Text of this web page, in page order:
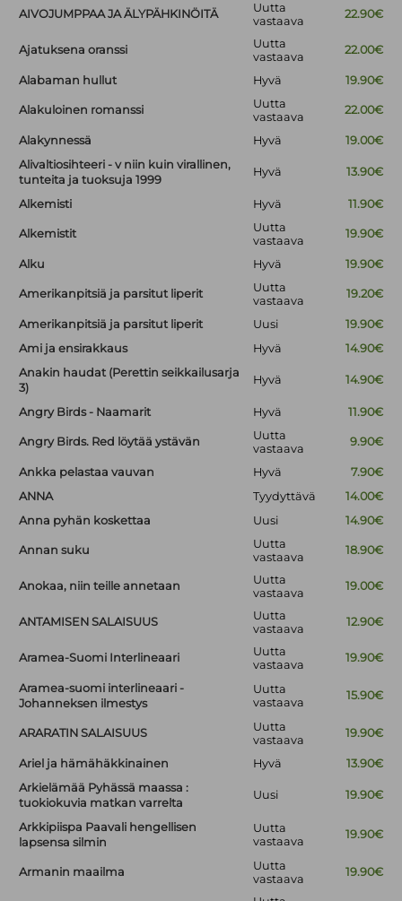
AIVOJUMPPAA JA ÄLYPÄHKINÖITÄ
Uutta
vastaava
22.90€
Ajatuksena oranssi
Uutta
vastaava
22.00€
Alabaman hullut Hyvä 19.90€
Alakuloinen romanssi
Uutta
vastaava
22.00€
Alakynnessä Hyvä
19.00€
Alivaltiosihteeri - v niin kuin virallinen,
tunteita ja tuoksuja 1999
Hyvä 13.90€
Alkemisti Hyvä 11.90€
Alkemistit
Uutta
vastaava
19.90€
Alku Hyvä 19.90€
Amerikanpitsiä ja parsitut liperit
Uutta
vastaava
19.20€
Amerikanpitsiä ja parsitut liperit Uusi
19.90€
Ami ja ensirakkaus
Hyvä
14.90€
Anakin haudat (Perettin seikkailusarja
3)
Hyvä 14.90€
Angry Birds - Naamarit Hyvä 11.90€
Angry Birds. Red löytää ystävän
Uutta
vastaava
9.90€
Ankka pelastaa vauvan Hyvä
7.90€
ANNA
Tyydyttävä
14.00€
Anna pyhän koskettaa
Uusi 14.90€
Annan suku
Uutta
vastaava
18.90€
Anokaa, niin teille annetaan
Uutta
vastaava
19.00€
ANTAMISEN SALAISUUS
Uutta
vastaava
12.90€
Aramea-Suomi Interlineaari
Uutta
vastaava
19.90€
Aramea-suomi interlineaari -
Johanneksen ilmestys
Uutta
vastaava
15.90€
ARARATIN SALAISUUS
Uutta
vastaava
19.90€
Ariel ja hämähäkkinainen Hyvä
13.90€
Arkielämää Pyhässä maassa :
tuokiokuvia matkan varrelta
Uusi 19.90€
Arkkipiispa Paavali hengellisen
lapsensa silmin
Uutta
vastaava
19.90€
Armanin maailma
Uutta
vastaava
19.90€